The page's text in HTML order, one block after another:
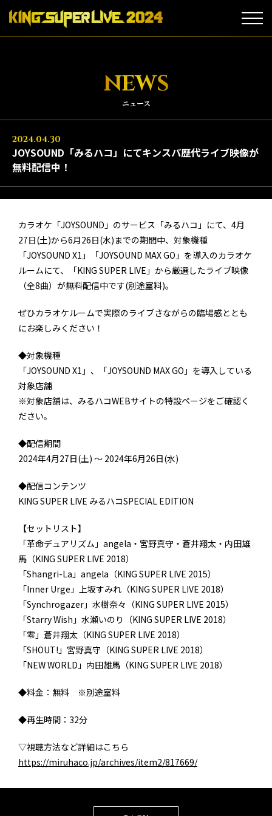
NEWS
ニュース
2024.04.30
JOYSOUND「みるハコ」にてキンスパ歴代ライブ映像が
無料配信中！
カラオケ「JOYSOUND」のサービス「みるハコ」にて、4月
27日(土)から6月26日(水)までの期間中、対象機種
「JOYSOUND X1」「JOYSOUND MAX GO」を導入のカラオケ
ルームにて、「KING SUPER LIVE」から厳選したライブ映像
（全8曲）が無料配信中です(別途室料)。
ぜひカラオケルームで実際のライブさながらの臨場感ととも
にお楽しみください！
◆対象機種
「JOYSOUND X1」、「JOYSOUND MAX GO」を導入している
対象店舗
※対象店舗は、みるハコWEBサイトの特設ページをご確認く
ださい。
◆配信期間
2024年4月27日(土) ～ 2024年6月26日(水)
◆配信コンテンツ
KING SUPER LIVE みるハコSPECIAL EDITION
【セットリスト】
「革命デュアリズム」angela・宮野真守・蒼井翔太・内田雄
馬（KING SUPER LIVE 2018）
「Shangri-La」angela（KING SUPER LIVE 2015）
「Inner Urge」上坂すみれ（KING SUPER LIVE 2018）
「Synchrogazer」水樹奈々（KING SUPER LIVE 2015）
「Starry Wish」水瀬いのり（KING SUPER LIVE 2018）
「零」蒼井翔太（KING SUPER LIVE 2018）
「SHOUT!」宮野真守（KING SUPER LIVE 2018）
「NEW WORLD」内田雄馬（KING SUPER LIVE 2018）
◆料金：無料 ※別途室料
◆再生時間：32分
▽視聴方法など詳細はこちら
https://miruhaco.jp/archives/item2/817669/